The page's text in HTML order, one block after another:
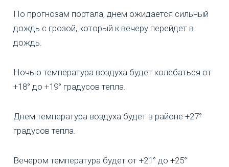
По прогнозам портала, днем ожидается сильный
дождь с грозой, который к вечеру перейдет в
дождь.
Ночью температура воздуха будет колебаться от
+18° до +19° градусов тепла.
Днем температура воздуха будет в районе +27°
градусов тепла.
Вечером температура будет от +21° до +25°